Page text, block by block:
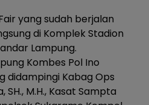
yang sudah berjalan
di Komplek Stadion
Lampung.
Kombes Pol Ino
didampingi Kabag Ops
M.H., Kasat Sampta